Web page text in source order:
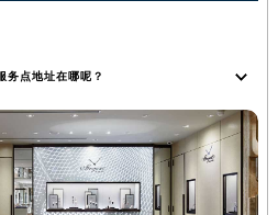
山西省忻州市忻府区和平东街与七一南路交叉口宝玑售后服务中心（需提前预约）
东街宝玑售后服务中心（需提前预约）
雄中路宝玑售后服务中心（需提前预约）
务点地址在哪呢？